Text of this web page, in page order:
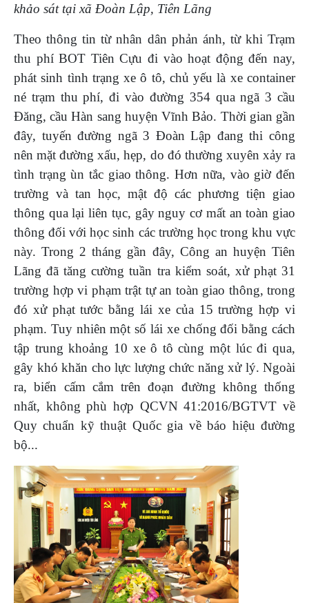
khảo sát tại xã Đoàn Lập, Tiên Lãng
Theo thông tin từ nhân dân phản ánh, từ khi Trạm
thu phí BOT Tiên Cựu đi vào hoạt động đến nay,
phát sinh tình trạng xe ô tô, chủ yếu là xe container
né trạm thu phí, đi vào đường 354 qua ngã 3 cầu
Đăng, cầu Hàn sang huyện Vĩnh Bảo. Thời gian gần
đây, tuyến đường ngã 3 Đoàn Lập đang thi công
nên mặt đường xấu, hẹp, do đó thường xuyên xảy ra
tình trạng ùn tắc giao thông. Hơn nữa, vào giờ đến
trường và tan học, mật độ các phương tiện giao
thông qua lại liên tục, gây nguy cơ mất an toàn giao
thông đối với học sinh các trường học trong khu vực
này. Trong 2 tháng gần đây, Công an huyện Tiên
Lãng đãtăng cường tuần tra kiểm soát, xử phạt 31
trường hợp vi phạm trật tự an toàn giao thông, trong
đó xử phạt tước bằng lái xe của 15 trường hợp vi
phạm. Tuy nhiên một số lái xe chống đối bằng cách
tập trung khoảng 10 xe ô tô cùng một lúc đi qua,
gây khó khăn cho lực lượng chức năng xử lý. Ngoài
ra, biển cấm cắm trên đoạn đường không thống
nhất, không phù hợp QCVN 41:2016/BGTVT về
Quy chuẩn kỹ thuật Quốc gia về báo hiệu đường
bộ...